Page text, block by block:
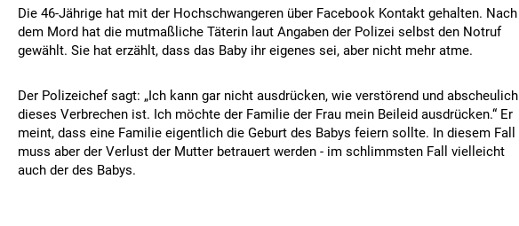
Die 46-Jährige hat mit der Hochschwangeren über Facebook Kontakt gehalten. Nach
dem Mord hat die mutmaßliche Täterin laut Angaben der Polizei selbst den Notruf
gewählt. Sie hat erzählt, dass das Baby ihr eigenes sei, aber nicht mehr atme.
Der Polizeichef sagt: „Ich kann gar nicht ausdrücken, wie verstörend und abscheulich
dieses Verbrechen ist. Ich möchte der Familie der Frau mein Beileid ausdrücken.“ Er
meint, dass eine Familie eigentlich die Geburt des Babys feiern sollte. In diesem Fall
muss aber der Verlust der Mutter betrauert werden - im schlimmsten Fall vielleicht
auch der des Babys.